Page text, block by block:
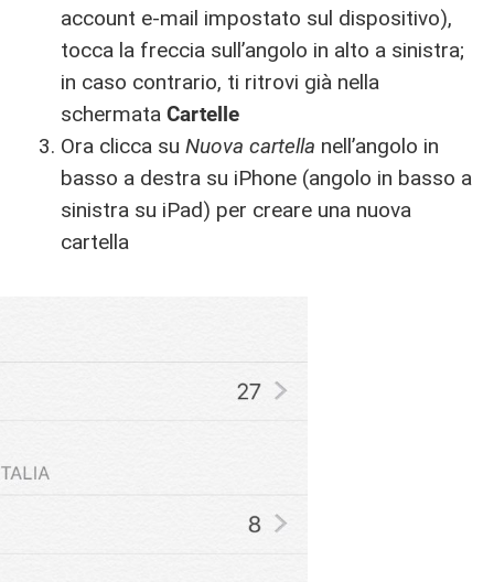
account e-mail impostato sul dispositivo),
tocca la freccia sull’angolo in alto a sinistra;
in caso contrario, ti ritrovi già nella
schermata Cartelle
Ora clicca su Nuova cartella nell’angolo in
basso a destra su iPhone (angolo in basso a
sinistra su iPad) per creare una nuova
cartella